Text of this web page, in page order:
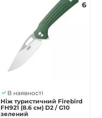
6
В наявності
Ніж туристичний Firebird
FH921 (8.6 см) D2 / G10
зелений